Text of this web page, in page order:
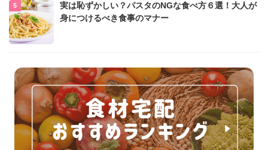
実は恥ずかしい？パスタのNGな食べ方６選！大人が
身につけるべき食事のマナー